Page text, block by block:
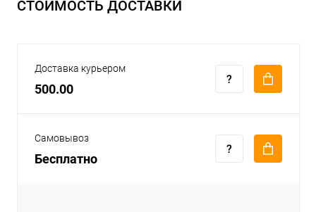
СТОИМОСТЬ ДОСТАВКИ
Доставка курьером
500.00
Самовывоз
Бесплатно